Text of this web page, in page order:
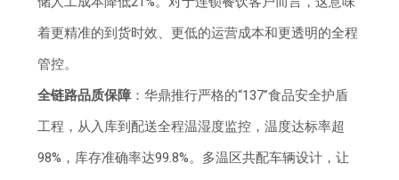
着更精准的到货时效、更低的运营成本和更透明的全程
管控。
全链路品质保障 ：华鼎推行严格的“137”食品安全护盾
工程，从入库到配送全程温湿度监控，温度达标率超
98%，库存准确率达99.8%。多温区共配车辆设计，让